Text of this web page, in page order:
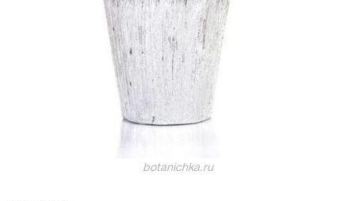
botanichka.ru